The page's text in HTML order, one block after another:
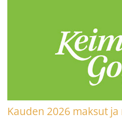
Kauden 2026 maksut